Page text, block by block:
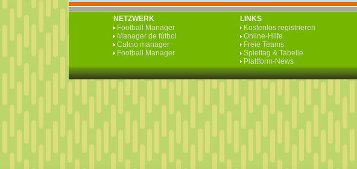
NETZWERK
Football Manager
Manager de fútbol
Calcio manager
Football Manager
LINKS
Kostenlos registrieren
Online-Hilfe
Freie Teams
Spieltag & Tabelle
Plattform-News